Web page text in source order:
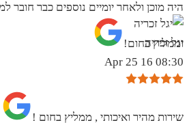
היה מוכן ולאחר יומיים נוספים כבר
וממליץ בחום!
יגל זכריה
08:30 16 Apr 25
שירות מהיר ואיכותי , ממליץ בחום !